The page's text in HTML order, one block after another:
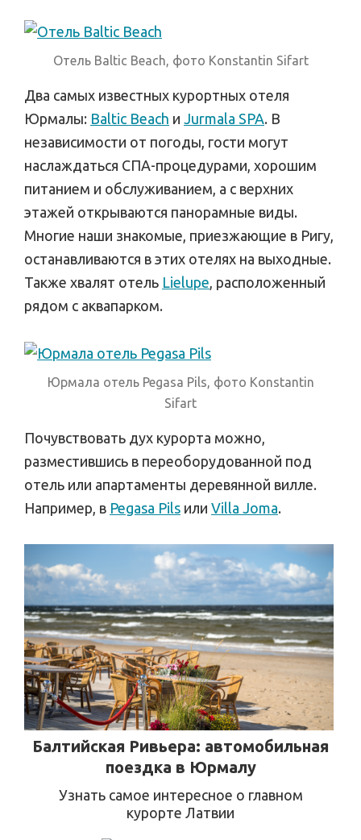
Отель Baltic Beach, фото Konstantin Sifart
Два самых известных курортных отеля
Юрмалы: Baltic Beach и Jurmala SPA. В
независимости от погоды, гости могут
наслаждаться СПА-процедурами, хорошим
питанием и обслуживанием, а с верхних
этажей открываются панорамные виды.
Многие наши знакомые, приезжающие в Ригу,
останавливаются в этих отелях на выходные.
Также хвалят отель Lielupe, расположенный
рядом с аквапарком.
Юрмала отель Pegasa Pils, фото Konstantin
Sifart
Почувствовать дух курорта можно,
разместившись в переоборудованной под
отель или апартаменты деревянной вилле.
Например, в Pegasa Pils или Villa Joma.
Балтийская Ривьера: автомобильная
поездка в Юрмалу
Узнать самое интересное о главном
курорте Латвии